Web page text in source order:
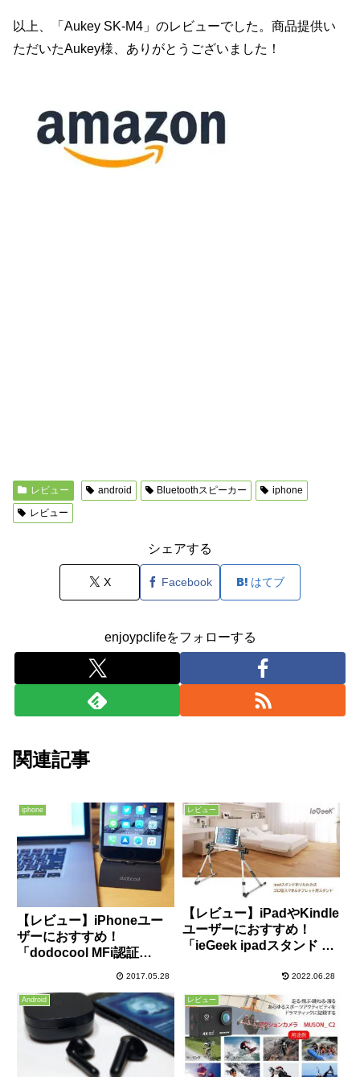
以上、「Aukey SK-M4」のレビューでした。商品提供い
ただいたAukey様、ありがとうございました！
レビュー android Bluetoothスピーカー
iphone
レビュー
シェアする
X Facebook はてブ
enjoypclifeをフォローする
関連記事
iphone
【レビュー】iPhoneユー
ザーにおすすめ！
「dodocool MFi認証
く、3.5mmオーディオジャ
ック付きで音楽も楽しめま
すよ！
2017.05.28
レビュー
【レビュー】iPadやKindle
ユーザーにおすすめ！
「ieGeek ipadスタンド 折
ろ寝/ながら見が浸ります
よ
2022.06.28
Android レビュー